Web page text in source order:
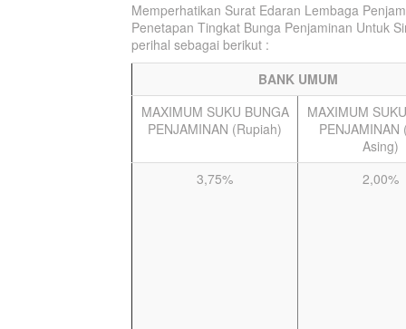
Memperhatikan Surat Edaran Lembaga
Penetapan Tingkat Bunga Penjaminan Untuk
perihal sebagai berikut :
BANK UMUM
MAXIMUM SUKU BUNGA
PENJAMINAN (Rupiah)
MAXIMUM
PENJAMINAN
Asing)
3,75%
2,00%